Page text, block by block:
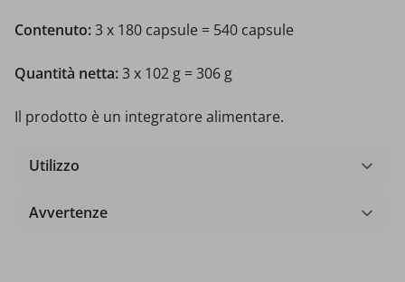
Contenuto:3 x 180 capsule = 540 capsule
Quantità netta:3 x 102 g = 306 g
Il prodotto è un integratore alimentare.
Utilizzo
Avvertenze